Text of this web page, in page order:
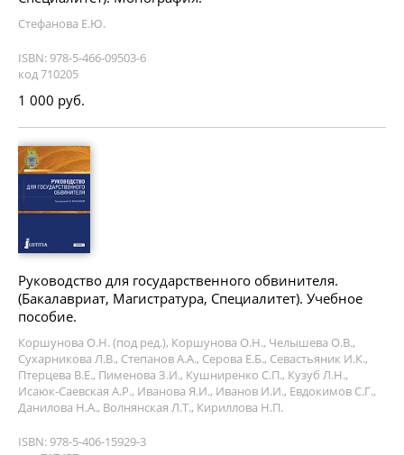
Стефанова Е.Ю.
ISBN: 978-5-466-09503-6
код 710205
1 000 руб.
Руководство для государственного обвинителя.
(Бакалавриат, Магистратура, Специалитет). Учебное
пособие.
Коршунова О.Н. (под ред.), Коршунова О.Н., Челышева О.В.,
Сухарникова Л.В., Степанов А.А., Серова Е.Б., Севастьяник И.К.,
Птерцева В.Е., Пименова З.И., Кушниренко С.П., Кузуб Л.Н.,
Исаюк-Саевская А.Р., Иванова Я.И., Иванов И.И., Евдокимов С.Г.,
Данилова Н.А., Волнянская Л.Т., Кириллова Н.П.
ISBN: 978-5-406-15929-3